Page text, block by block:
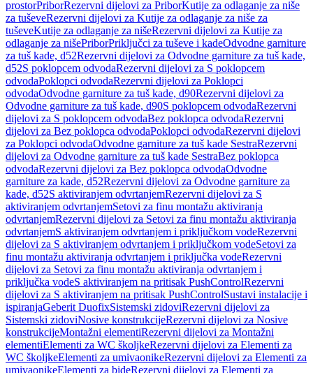
prostorPriborRezervni dijelovi za PriborKutije za odlaganje za niše
za tuševeRezervni dijelovi za Kutije za odlaganje za niše za
tuševeKutije za odlaganje za nišeRezervni dijelovi za Kutije za
odlaganje za nišePriborPriključci za tuševe i kadeOdvodne garniture
za tuš kade, d52Rezervni dijelovi za Odvodne garniture za tuš kade,
d52S poklopcem odvodaRezervni dijelovi za S poklopcem
odvodaPoklopci odvodaRezervni dijelovi za Poklopci
odvodaOdvodne garniture za tuš kade, d90Rezervni dijelovi za
Odvodne garniture za tuš kade, d90S poklopcem odvodaRezervni
dijelovi za S poklopcem odvodaBez poklopca odvodaRezervni
dijelovi za Bez poklopca odvodaPoklopci odvodaRezervni dijelovi
za Poklopci odvodaOdvodne garniture za tuš kade SestraRezervni
dijelovi za Odvodne garniture za tuš kade SestraBez poklopca
odvodaRezervni dijelovi za Bez poklopca odvodaOdvodne
garniture za kade, d52Rezervni dijelovi za Odvodne garniture za
kade, d52S aktiviranjem odvrtanjemRezervni dijelovi za S
aktiviranjem odvrtanjemSetovi za finu montažu aktiviranja
odvrtanjemRezervni dijelovi za Setovi za finu montažu aktiviranja
odvrtanjemS aktiviranjem odvrtanjem i priključkom vodeRezervni
dijelovi za S aktiviranjem odvrtanjem i priključkom vodeSetovi za
finu montažu aktiviranja odvrtanjem i priključka vodeRezervni
dijelovi za Setovi za finu montažu aktiviranja odvrtanjem i
priključka vodeS aktiviranjem na pritisak PushControlRezervni
dijelovi za S aktiviranjem na pritisak PushControlSustavi instalacije i
ispiranjaGeberit DuofixSistemski zidoviRezervni dijelovi za
Sistemski zidoviNosive konstrukcijeRezervni dijelovi za Nosive
konstrukcijeMontažni elementiRezervni dijelovi za Montažni
elementiElementi za WC školjkeRezervni dijelovi za Elementi za
WC školjkeElementi za umivaonikeRezervni dijelovi za Elementi za
umivaonikeElementi za bideRezervni dijelovi za Elementi za